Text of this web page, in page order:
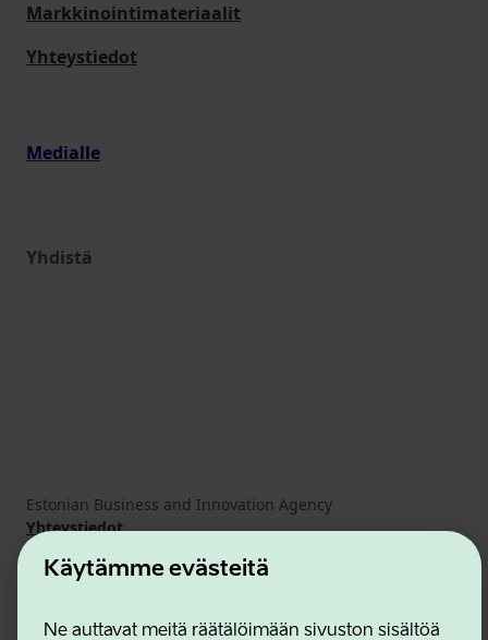
Käytämme evästeitä
Ne auttavat meitä räätälöimään sivuston sisältöä
Markkinointimateriaalit
Yhteystiedot
Medialle
Yhdistä
Estonian Business and Innovation Agency
Yhteystiedot
Yhteistyökumppanit
Käyttöehdot